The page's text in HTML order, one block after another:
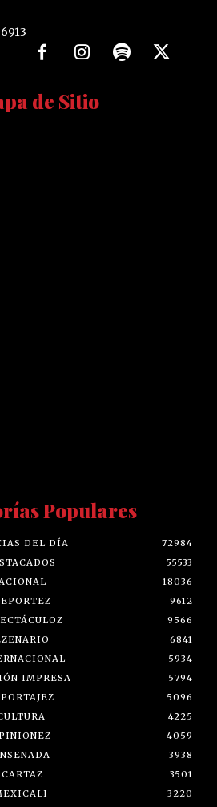
de Sitio
Populares
DEL DÍA
72984
55533
18036
9612
9566
6841
5934
IMPRESA
5794
5096
4225
4059
3938
CARTAZ
3501
3220